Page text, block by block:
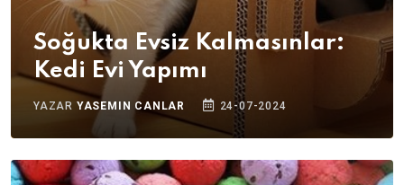
Soğukta Evsiz Kalmasınlar:
Kedi Evi Yapımı
YAZAR YASEMIN CANLAR 24-07-2024